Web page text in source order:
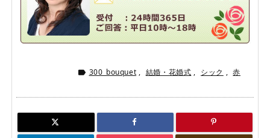
 300_bouquet , 結婚・花婚式 , シック , 赤